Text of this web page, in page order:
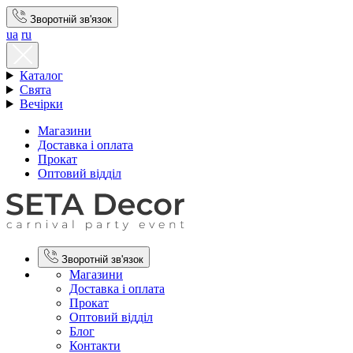
Зворотній зв'язок
ua ru
Каталог
Свята
Вечірки
Магазини
Доставка і оплата
Прокат
Оптовий відділ
Зворотній зв'язок
Магазини
Доставка і оплата
Прокат
Оптовий відділ
Блог
Контакти